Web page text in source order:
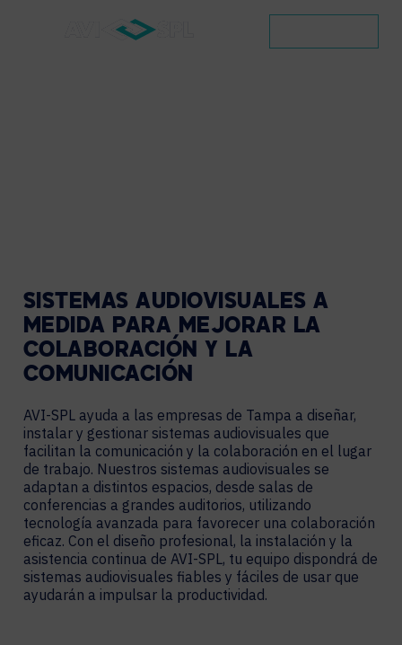
SOLUCIONES
SISTEMAS AUDIOVISUALES A
MEDIDA PARA MEJORAR LA
COLABORACIÓN Y LA
COMUNICACIÓN
AVI-SPL ayuda a las empresas de Tampa a diseñar,
instalar y gestionar sistemas audiovisuales que
facilitan la comunicación y la colaboración en el lugar
de trabajo. Nuestros sistemas audiovisuales se
adaptan a distintos espacios, desde salas de
conferencias a grandes auditorios, utilizando
tecnología avanzada para favorecer una colaboración
eficaz. Con el diseño profesional, la instalación y la
asistencia continua de AVI-SPL, tu equipo dispondrá de
sistemas audiovisuales fiables y fáciles de usar que
ayudarán a impulsar la productividad.